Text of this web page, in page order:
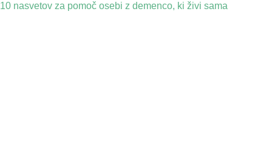
10 nasvetov za pomoč osebi z demenco, ki živi sama